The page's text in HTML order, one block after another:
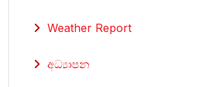
Weather Report
අධ්‍යාපන